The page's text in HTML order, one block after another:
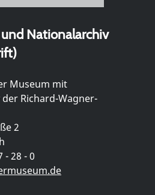
Nationalarchiv
Museum mit
Richard-Wagner-
2
- 28 - 0